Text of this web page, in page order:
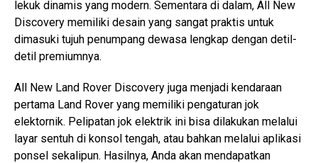
lekuk dinamis yang modern. Sementara di dalam, All New
Discovery memiliki desain yang sangat praktis untuk
dimasuki tujuh penumpang dewasa lengkap dengan detil-
detil premiumnya.
All New Land Rover Discovery juga menjadi kendaraan
pertama Land Rover yang memiliki pengaturan jok
elektornik. Pelipatan jok elektrik ini bisa dilakukan melalui
layar sentuh di konsol tengah, atau bahkan melalui aplikasi
ponsel sekalipun. Hasilnya, Anda akan mendapatkan